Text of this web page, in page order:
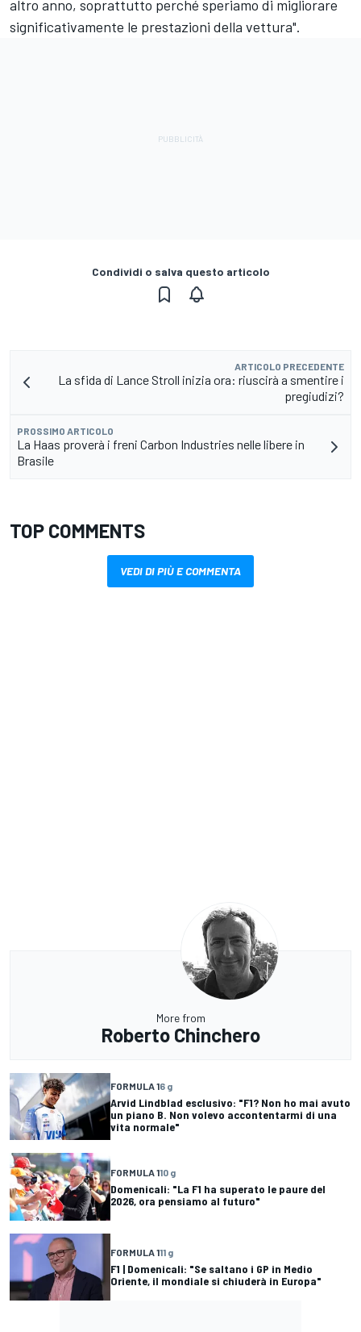
altro anno, soprattutto perché speriamo di migliorare
significativamente le prestazioni della vettura".
Condividi o salva questo articolo
ARTICOLO PRECEDENTE
La sfida di Lance Stroll inizia ora: riuscirà a smentire i
pregiudizi?
PROSSIMO ARTICOLO
La Haas proverà i freni Carbon Industries nelle libere in
Brasile
TOP COMMENTS
VEDI DI PIÙ E COMMENTA
More from
Roberto Chinchero
FORMULA 16 g
Arvid Lindblad esclusivo: "F1? Non ho mai avuto
un piano B. Non volevo accontentarmi di una
vita normale"
FORMULA 110 g
Domenicali: "La F1 ha superato le paure del
2026, ora pensiamo al futuro"
FORMULA 111 g
F1 | Domenicali: "Se saltano i GP in Medio
Oriente, il mondiale si chiuderà in Europa"